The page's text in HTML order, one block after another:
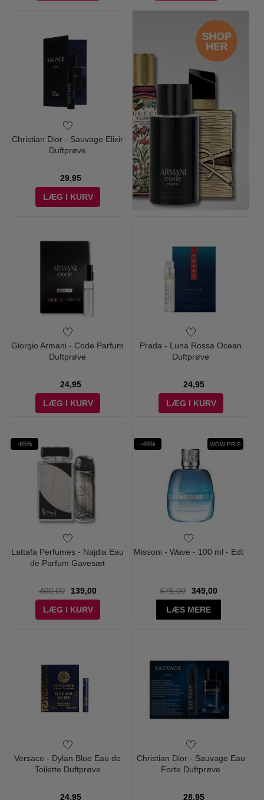
Christian Dior - Sauvage Elixir
Duftprøve
29,95
LÆG I KURV
Giorgio Armani - Code Parfum
Duftprøve
24,95
LÆG I KURV
Prada - Luna Rossa Ocean
Duftprøve
24,95
LÆG I KURV
-65%
Lattafa Perfumes - Najdia Eau
de Parfum Gavesæt
400,00
139,00
LÆG I KURV
-48% WOW PRIS
Missoni - Wave - 100 ml - Edt
675,00
349,00
LÆS MERE
Versace - Dylan Blue Eau de
Toilette Duftprøve
24,95
Christian Dior - Sauvage Eau
Forte Duftprøve
28,95